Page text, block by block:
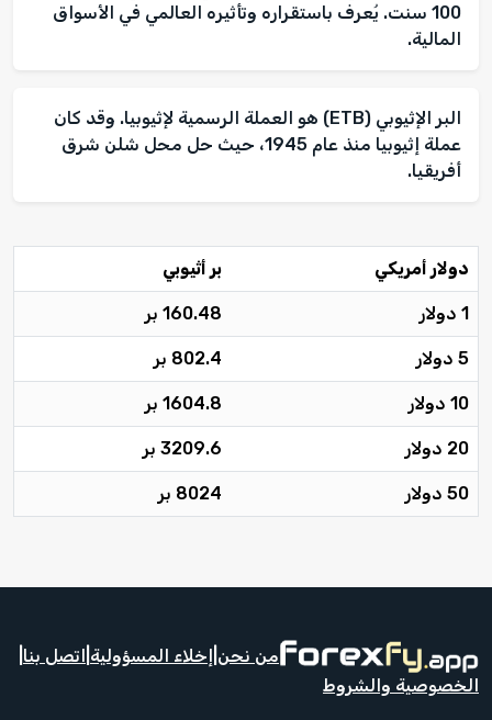
100 سنت. يُعرف باستقراره وتأثيره العالمي في الأسواق
المالية.
البر الإثيوبي (ETB) هو العملة الرسمية لإثيوبيا. وقد كان
عملة إثيوبيا منذ عام 1945، حيث حل محل شلن شرق
أفريقيا.
دولار أمريكي بر أثيوبي
1 دولار 160.48 بر
5 دولار 802.4 بر
10 دولار 1604.8 بر
20 دولار 3209.6 بر
50 دولار 8024 بر
من نحن إخلاء المسؤولية اتصل بنا
الخصوصية والشروط